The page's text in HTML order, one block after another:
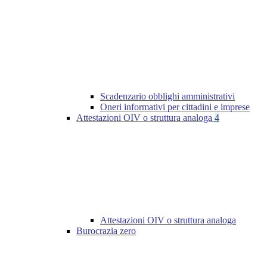
Scadenzario obblighi amministrativi
Oneri informativi per cittadini e imprese
Attestazioni OIV o struttura analoga 4
Attestazioni OIV o struttura analoga
Burocrazia zero